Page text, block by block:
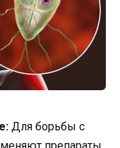
Для борьбы с